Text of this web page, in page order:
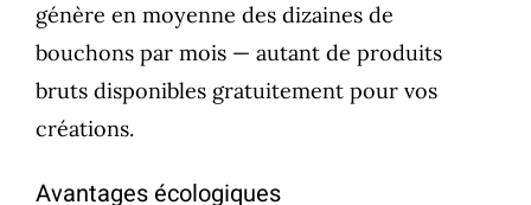
génère en moyenne des dizaines de
bouchons par mois — autant de produits
bruts disponibles gratuitement pour vos
créations.
Avantages écologiques